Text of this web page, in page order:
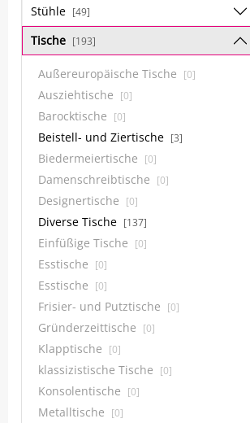
Stühle [49]
Tische [193]
Außereuropäische Tische [0]
Ausziehtische [0]
Barocktische [0]
Beistell- und Ziertische [3]
Biedermeiertische [0]
Damenschreibtische [0]
Designertische [0]
Diverse Tische [137]
Einfüßige Tische [0]
Esstische [0]
Esstische [0]
Frisier- und Putztische [0]
Gründerzeittische [0]
Klapptische [0]
klassizistische Tische [0]
Konsolentische [0]
Metalltische [0]